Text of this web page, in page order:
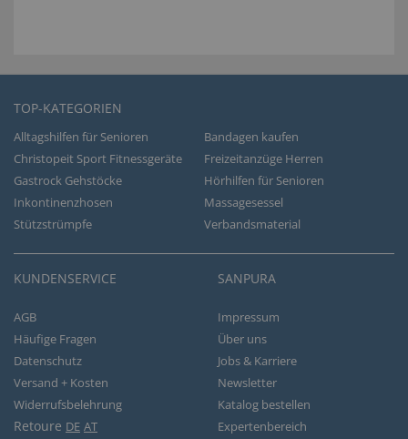
TOP-KATEGORIEN
Alltagshilfen für Senioren
Bandagen kaufen
Christopeit Sport Fitnessgeräte
Freizeitanzüge Herren
Gastrock Gehstöcke
Hörhilfen für Senioren
Inkontinenzhosen
Massagesessel
Stützstrümpfe
Verbandsmaterial
KUNDENSERVICE
AGB
Häufige Fragen
Datenschutz
Versand + Kosten
Widerrufsbelehrung
Retoure DE AT
SANPURA
Impressum
Über uns
Jobs & Karriere
Newsletter
Katalog bestellen
Expertenbereich